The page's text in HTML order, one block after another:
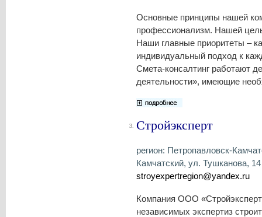
Основные принципы нашей
профессионализм. Нашей
Наши главные приоритеты –
индивидуальный подход к
Смета-консалтинг работают
деятельности», имеющие
3. Стройэксперт
регион: Петропавловск-
Камчатский, ул. Тушканова,
stroyexpertregion@yandex.ru
Компания ООО
независимых экспертиз